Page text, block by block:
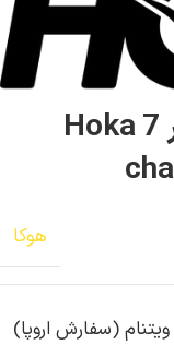
کتونی هوکا چلنجر ای تی آر 7 Hoka
هوکا
ویتنام (سفارش اروپا)